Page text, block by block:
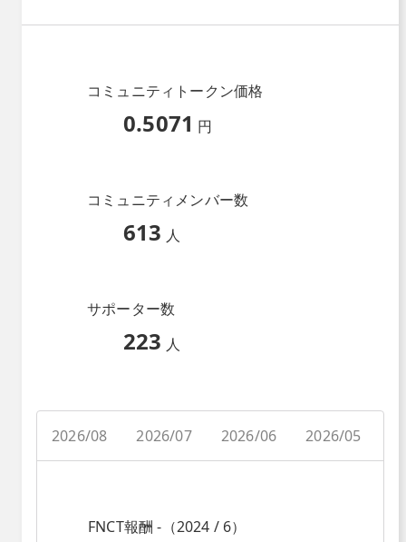
コミュニティトークン価格
0.5071 円
コミュニティメンバー数
613 人
サポーター数
223 人
2026/08 2026/07 2026/06 2026/05
FNCT報酬 -（2024 / 6）